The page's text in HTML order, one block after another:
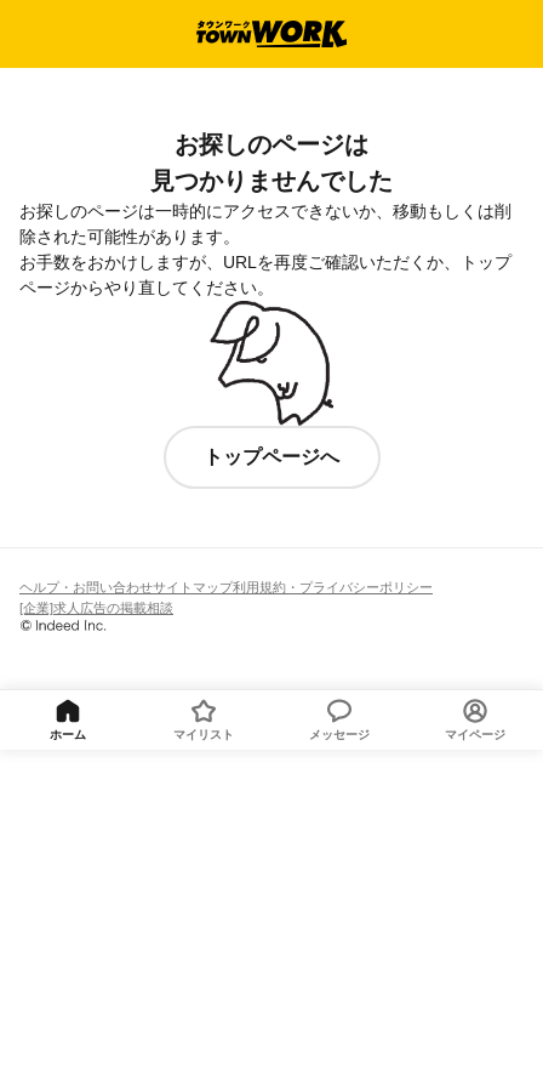
お探しのページは
見つかりませんでした
お探しのページは一時的にアクセスできないか、移動もしくは削
除された可能性があります。
お手数をおかけしますが、URLを再度ご確認いただくか、トップ
ページからやり直してください。
トップページへ
ヘルプ・お問い合わせサイトマップ利用規約・プライバシーポリシー
[企業]求人広告の掲載相談
ホーム マイリスト メッセージ マイページ